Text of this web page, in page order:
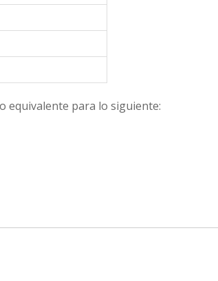
equivalente para lo siguiente: